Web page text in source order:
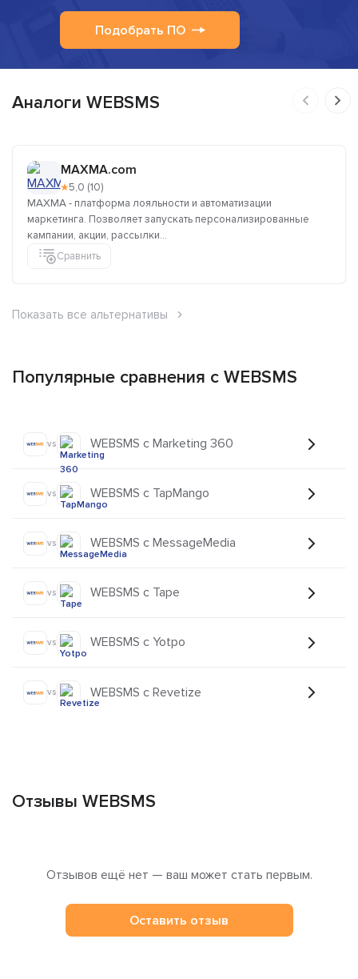
Подобрать ПО
Аналоги WEBSMS
MAXMA.com
★5,0 (10)
MAXMA - платформа лояльности и автоматизации
маркетинга. Позволяет запускать персонализированные
кампании, акции, рассылки...
Сравнить
Показать все альтернативы
Популярные сравнения с WEBSMS
vs WEBSMS с Marketing 360
vs WEBSMS с TapMango
vs WEBSMS с MessageMedia
vs WEBSMS с Tape
vs WEBSMS с Yotpo
vs WEBSMS с Revetize
Отзывы WEBSMS
Отзывов ещё нет — ваш может стать первым.
Оставить отзыв